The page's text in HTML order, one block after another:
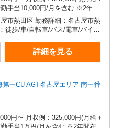
手当10,000円/月を含む ※2年間
円給与UP！
市熱田区 勤務詳細：名古屋市熱
徒歩/車/自転車/バス/電車/バイク
場利用OK 詳細を見る
一CU AGT名古屋エリア 南一番
円〜 月収例：325,000円(月給＋